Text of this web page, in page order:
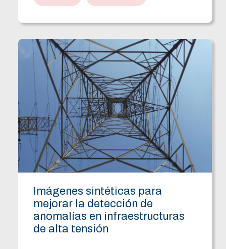
Imágenes sintéticas para
mejorar la detección de
anomalías en infraestructuras
de alta tensión